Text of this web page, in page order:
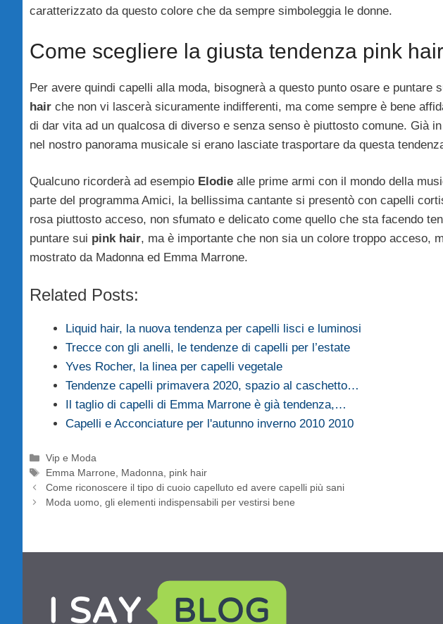
caratterizzato da questo colore che da sempre simboleggia le donne.
Come scegliere la giusta tendenza pink
Per avere quindi capelli alla moda, bisognerà a questo punto osare e puntare
hair che non vi lascerà sicuramente indifferenti, ma come sempre è bene
di dar vita ad un qualcosa di diverso e senza senso è piuttosto comune. Già
nel nostro panorama musicale si erano lasciate trasportare da questa
Qualcuno ricorderà ad esempio Elodie alle prime armi con il mondo della
parte del programma Amici, la bellissima cantante si presentò con capelli
rosa piuttosto acceso, non sfumato e delicato come quello che sta facendo
puntare sui pink hair, ma è importante che non sia un colore troppo acceso,
mostrato da Madonna ed Emma Marrone.
Related Posts:
Liquid hair, la nuova tendenza per capelli lisci e luminosi
Trecce con gli anelli, le tendenze di capelli per l’estate
Yves Rocher, la linea per capelli vegetale
Tendenze capelli primavera 2020, spazio al caschetto…
Il taglio di capelli di Emma Marrone è già tendenza,…
Capelli e Acconciature per l'autunno inverno 2010 2010
Categorie
Vip e Moda
Tag
Emma Marrone, Madonna, pink hair
Come riconoscere il tipo di cuoio capelluto ed avere capelli più sani
Moda uomo, gli elementi indispensabili per vestirsi bene